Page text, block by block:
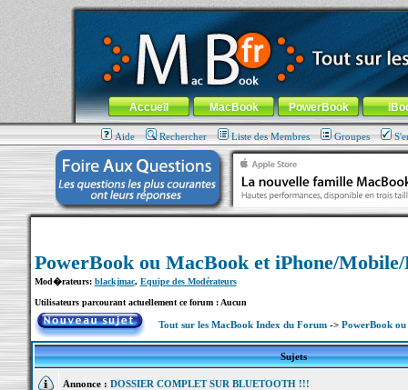
MacBook-fr.com : 100% Apple... 100% nomade !
Aller au contenu-Aller au menu général-Aller au menu de
Menu général
Accueil MacBook PowerBook
Aide Rechercher Liste des Membres Groupes
PowerBook ou MacBook et iPhone/
Mod�rateurs: blackjmac, Equipe des Modérateurs
Utilisateurs parcourant actuellement ce forum : Aucun
Tout sur les MacBook Index du Forum-> PowerBook
Sujets
Annonce : DOSSIER COMPLET SUR BLUETOOTH !!!